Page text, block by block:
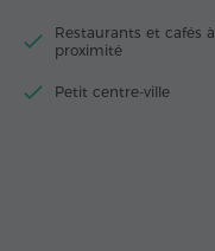
Restaurants et cafés à
proximité
Petit centre-ville